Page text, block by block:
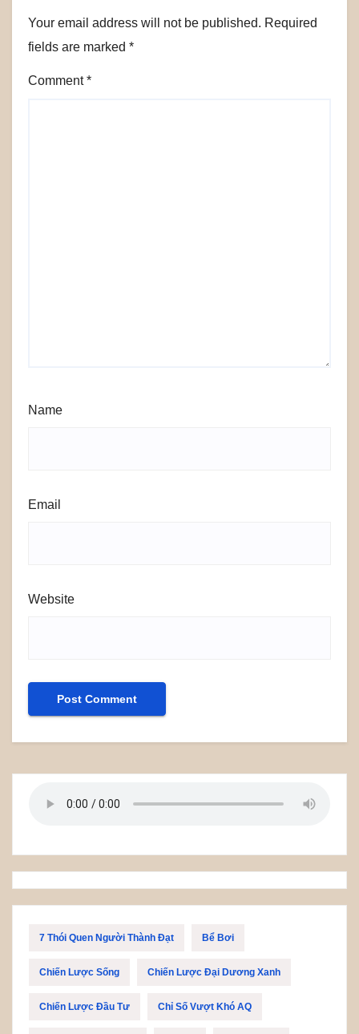
Your email address will not be published. Required
fields are marked *
Comment*
Name
Email
Website
7 Thói Quen Người Thành Đạt Bể Bơi
Chiến Lược Sống Chiến Lược Đại Dương Xanh
Chiến Lược Đầu Tư Chỉ Số Vượt Khó AQ